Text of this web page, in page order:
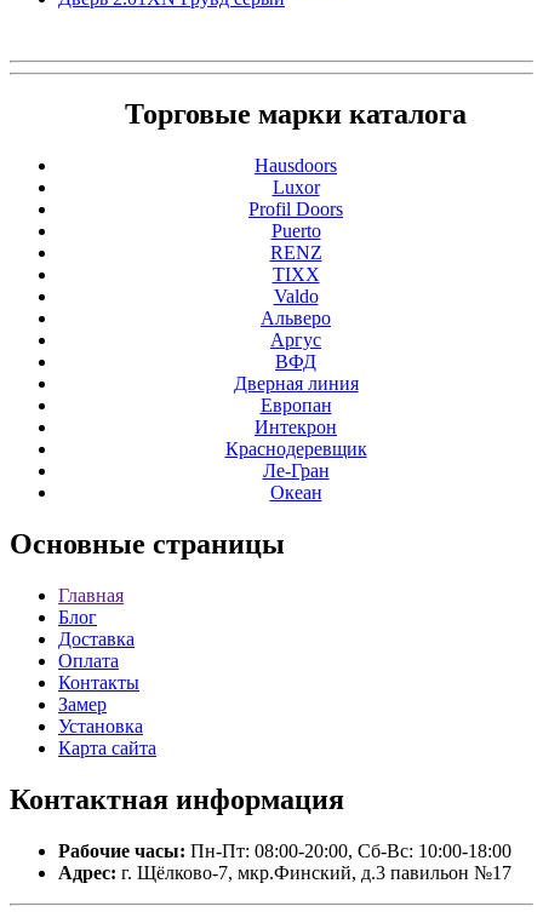
Торговые марки каталога
Hausdoors
Luxor
Profil Doors
Puerto
RENZ
TIXX
Valdo
Альверо
Аргус
ВФД
Дверная линия
Европан
Интекрон
Краснодеревщик
Ле-Гран
Океан
Основные страницы
Главная
Блог
Доставка
Оплата
Контакты
Замер
Установка
Карта сайта
Контактная информация
Рабочие часы: Пн-Пт: 08:00-20:00, Сб-Вс: 10:00-18:00
Адрес: г. Щёлково-7, мкр.Финский, д.3 павильон №17